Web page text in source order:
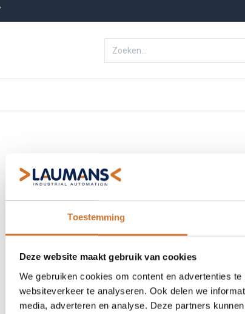
Toestemming
Deze website maakt gebruik van cookies
We gebruiken cookies om content en advertenties
websiteverkeer te analyseren. Ook delen we
media, adverteren en analyse. Deze partners